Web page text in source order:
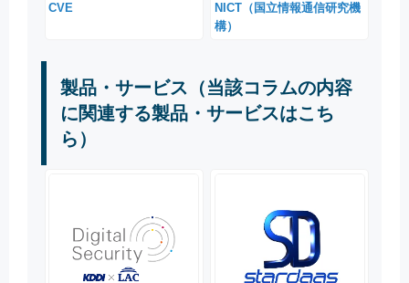
CVE
NICT（国立情報通信研究機
構）
製品・サービス（当該コラムの内容
に関連する製品・サービスはこち
ら）